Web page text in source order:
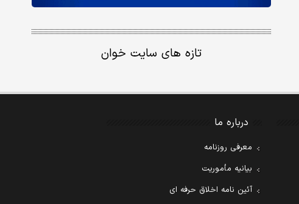
تازه های سایت خوان
درباره ما
معرفی روزنامه
بیانیه مأموریت
آئین نامه اخلاق حرفه ای